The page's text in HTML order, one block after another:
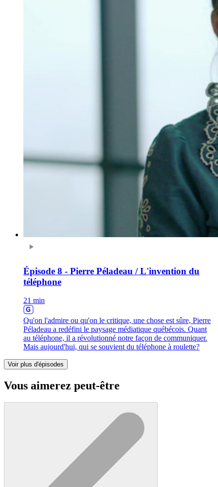
Épisode 8 - Pierre Péladeau / L'invention du
téléphone
21 min
Qu'on l'admire ou qu'on le critique, une chose est sûre, Pierre
Péladeau a redéfini le paysage médiatique québécois. Quant
au téléphone, il a révolutionné notre façon de communiquer.
Mais aujourd'hui, qui se souvient du téléphone à roulette?
Voir plus d'épisodes
Vous aimerez peut-être